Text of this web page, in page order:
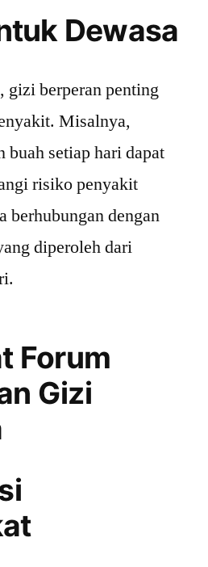
Dewasa
gizi berperan penting
Misalnya,
buah setiap hari dapat
risiko penyakit
berhubungan dengan
diperoleh dari
Forum
Gizi